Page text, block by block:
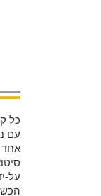
כל
עם
אחד
על-